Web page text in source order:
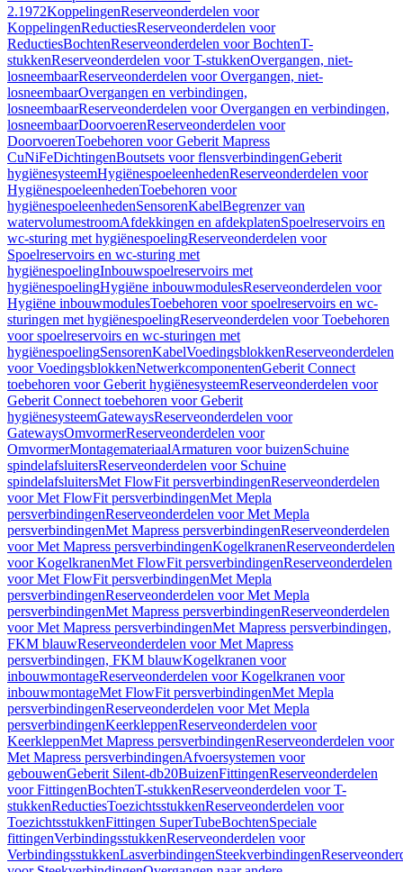
2.1972KoppelingenReserveonderdelen voor
KoppelingenReductiesReserveonderdelen voor
ReductiesBochtenReserveonderdelen voor BochtenT-
stukkenReserveonderdelen voor T-stukkenOvergangen, niet-
losneembaarReserveonderdelen voor Overgangen, niet-
losneembaarOvergangen en verbindingen,
losneembaarReserveonderdelen voor Overgangen en verbindingen,
losneembaarDoorvoerenReserveonderdelen voor
DoorvoerenToebehoren voor Geberit Mapress
CuNiFeDichtingenBoutsets voor flensverbindingenGeberit
hygiënesysteemHygiënespoeleenhedenReserveonderdelen voor
HygiënespoeleenhedenToebehoren voor
hygiënespoeleenhedenSensorenKabelBegrenzer van
watervolumestroomAfdekkingen en afdekplatenSpoelreservoirs en
wc-sturing met hygiënespoelingReserveonderdelen voor
Spoelreservoirs en wc-sturing met
hygiënespoelingInbouwspoelreservoirs met
hygiënespoelingHygiëne inbouwmodulesReserveonderdelen voor
Hygiëne inbouwmodulesToebehoren voor spoelreservoirs en wc-
sturingen met hygiënespoelingReserveonderdelen voor Toebehoren
voor spoelreservoirs en wc-sturingen met
hygiënespoelingSensorenKabelVoedingsblokkenReserveonderdelen
voor VoedingsblokkenNetwerkcomponentenGeberit Connect
toebehoren voor Geberit hygiënesysteemReserveonderdelen voor
Geberit Connect toebehoren voor Geberit
hygiënesysteemGatewaysReserveonderdelen voor
GatewaysOmvormerReserveonderdelen voor
OmvormerMontagemateriaalArmaturen voor buizenSchuine
spindelafsluitersReserveonderdelen voor Schuine
spindelafsluitersMet FlowFit persverbindingenReserveonderdelen
voor Met FlowFit persverbindingenMet Mepla
persverbindingenReserveonderdelen voor Met Mepla
persverbindingenMet Mapress persverbindingenReserveonderdelen
voor Met Mapress persverbindingenKogelkranenReserveonderdelen
voor KogelkranenMet FlowFit persverbindingenReserveonderdelen
voor Met FlowFit persverbindingenMet Mepla
persverbindingenReserveonderdelen voor Met Mepla
persverbindingenMet Mapress persverbindingenReserveonderdelen
voor Met Mapress persverbindingenMet Mapress persverbindingen,
FKM blauwReserveonderdelen voor Met Mapress
persverbindingen, FKM blauwKogelkranen voor
inbouwmontageReserveonderdelen voor Kogelkranen voor
inbouwmontageMet FlowFit persverbindingenMet Mepla
persverbindingenReserveonderdelen voor Met Mepla
persverbindingenKeerkleppenReserveonderdelen voor
KeerkleppenMet Mapress persverbindingenReserveonderdelen voor
Met Mapress persverbindingenAfvoersystemen voor
gebouwenGeberit Silent-db20BuizenFittingenReserveonderdelen
voor FittingenBochtenT-stukkenReserveonderdelen voor T-
stukkenReductiesToezichtsstukkenReserveonderdelen voor
ToezichtsstukkenFittingen SuperTubeBochtenSpeciale
fittingenVerbindingsstukkenReserveonderdelen voor
VerbindingsstukkenLasverbindingenSteekverbindingen